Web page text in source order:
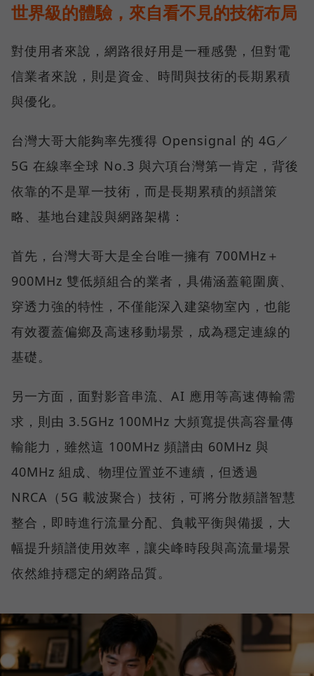
世界級的體驗，來自看不見的技術布局
對使用者來說，網路很好用是一種感覺，但對電
信業者來說，則是資金、時間與技術的長期累積
與優化。
台灣大哥大能夠率先獲得 Opensignal 的 4G／
5G 在線率全球 No.3 與六項台灣第一肯定，背後
依靠的不是單一技術，而是長期累積的頻譜策
略、基地台建設與網路架構：
首先，台灣大哥大是全台唯一擁有 700MHz＋
900MHz 雙低頻組合的業者，具備涵蓋範圍廣、
穿透力強的特性，不僅能深入建築物室內，也能
有效覆蓋偏鄉及高速移動場景，成為穩定連線的
基礎。
另一方面，面對影音串流、AI 應用等高速傳輸需
求，則由 3.5GHz 100MHz 大頻寬提供高容量傳
輸能力，雖然這 100MHz 頻譜由 60MHz 與
40MHz 組成、物理位置並不連續，但透過
NRCA（5G 載波聚合）技術，可將分散頻譜智慧
整合，即時進行流量分配、負載平衡與備援，大
幅提升頻譜使用效率，讓尖峰時段與高流量場景
依然維持穩定的網路品質。